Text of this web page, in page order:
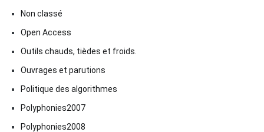
Non classé
Open Access
Outils chauds, tièdes et froids.
Ouvrages et parutions
Politique des algorithmes
Polyphonies2007
Polyphonies2008